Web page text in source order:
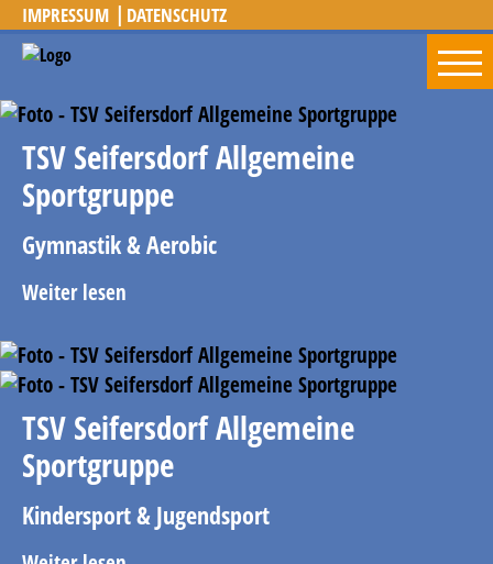
IMPRESSUM DATENSCHUTZ
TSV Seifersdorf Allgemeine
Sportgruppe
Gymnastik & Aerobic
Weiter lesen
TSV Seifersdorf Allgemeine
Sportgruppe
Kindersport & Jugendsport